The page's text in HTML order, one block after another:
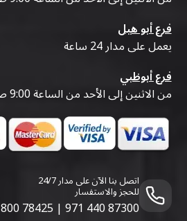
فرع أبو هيل
يعمل على مدار 24 ساعة
فرع أبوظبي
من الاثنين إلى الأحد من الساعة 9:00 صباحًا حتى 07:00 مساءً
اتصل بنا الآن على مدار 24/7
للحجز والاستفسار
800 78425 | 971 440 87300